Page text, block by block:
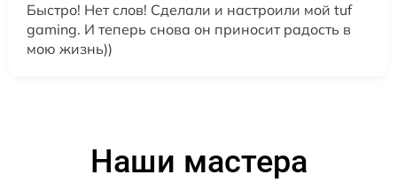
Быстро! Нет слов! Сделали и настроили мой tuf
gaming. И теперь снова он приносит радость в
мою жизнь))
Наши мастера